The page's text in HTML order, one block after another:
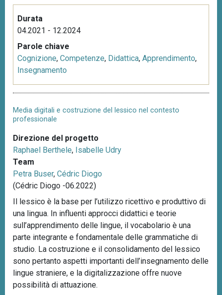
Durata
04.2021 - 12.2024
Parole chiave
Cognizione, Competenze, Didattica, Apprendimento,
Insegnamento
Media digitali e costruzione del lessico nel contesto
professionale
Direzione del progetto
Raphael Berthele, Isabelle Udry
Team
Petra Buser, Cédric Diogo
(Cédric Diogo -06.2022)
Il lessico è la base per l’utilizzo ricettivo e produttivo di
una lingua. In influenti approcci didattici e teorie
sull’apprendimento delle lingue, il vocabolario è una
parte integrante e fondamentale delle grammatiche di
studio. La costruzione e il consolidamento del lessico
sono pertanto aspetti importanti dell’insegnamento delle
lingue straniere, e la digitalizzazione offre nuove
possibilità di attuazione.